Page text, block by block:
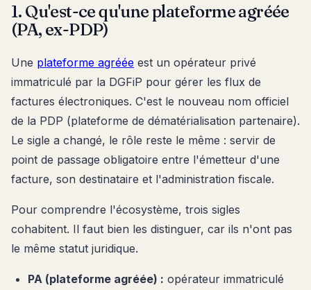
1. Qu'est-ce qu'une plateforme agréée
(PA, ex-PDP)
Une plateforme agréée est un opérateur privé
immatriculé par la DGFiP pour gérer les flux de
factures électroniques. C'est le nouveau nom officiel
de la PDP (plateforme de dématérialisation partenaire).
Le sigle a changé, le rôle reste le même : servir de
point de passage obligatoire entre l'émetteur d'une
facture, son destinataire et l'administration fiscale.
Pour comprendre l'écosystème, trois sigles
cohabitent. Il faut bien les distinguer, car ils n'ont pas
le même statut juridique.
PA (plateforme agréée) : opérateur immatriculé